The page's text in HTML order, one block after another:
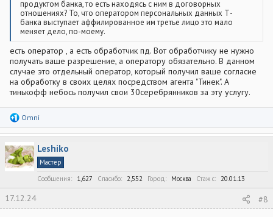
продуктом банка, то есть находясь с ним в договорных
отношениях? То, что оператором персональных данных Т-
банка выступает аффилированное им третье лицо это мало
меняет дело, по-моему.
есть оператор , а есть обработчик пд. Вот обработчику не нужно
получать ваше разрешение, а оператору обязательно. В данном
случае это отдельный оператор, который получил ваше согласие
на обработку в своих целях посредством агента "Тинек". А
тинькофф небось получил свои 30серебрянников за эту услугу.
Р
а
ц
и
и
Omni
Leshiko
Мастер
Сообщения
1,627 Спасибо 2,552 Город Москва Стаж c 20.01.13
17.12.24 #8